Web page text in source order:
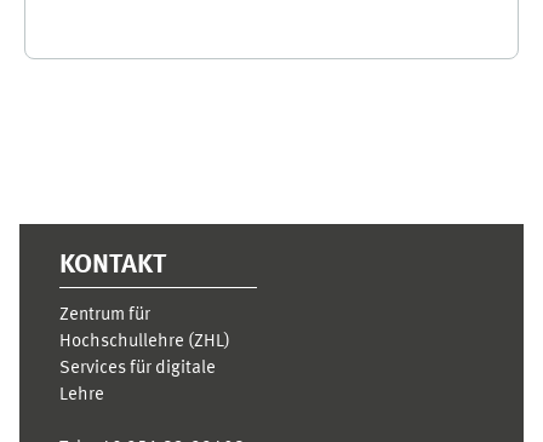
KONTAKT
Zentrum für
Hochschullehre (ZHL)
Services für digitale
Lehre